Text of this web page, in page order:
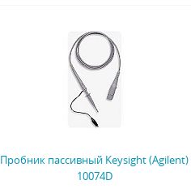
Пробник пассивный Keysight (Agilent)
10074D